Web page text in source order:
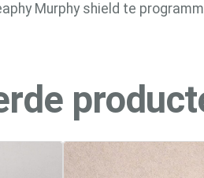
Murphy shield te